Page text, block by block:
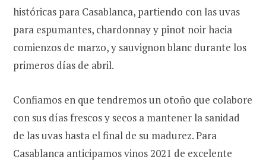
históricas para Casablanca, partiendo con las uvas
para espumantes, chardonnay y pinot noir hacia
comienzos de marzo, y sauvignon blanc durante los
primeros días de abril.
Confiamos en que tendremos un otoño que colabore
con sus días frescos y secos a mantener la sanidad
de las uvas hasta el final de su madurez. Para
Casablanca anticipamos vinos 2021 de excelente